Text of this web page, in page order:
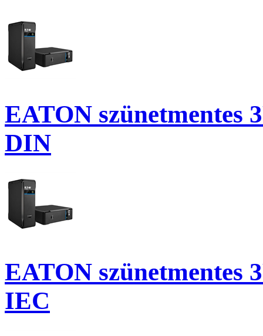
EATON szünetmentes
DIN
EATON szünetmentes
IEC